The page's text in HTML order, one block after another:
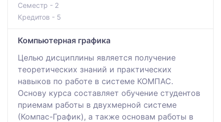
Семестр - 2
Кредитов - 5
Компьютерная графика
Целью дисциплины является получение
теоретических знаний и практических
навыков по работе в системе КОМПАС.
Основу курса составляет обучение студентов
приемам работы в двухмерной системе
(Компас-График), а также основам работы в